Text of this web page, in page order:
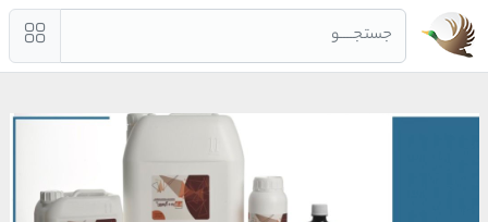
جستجــــو